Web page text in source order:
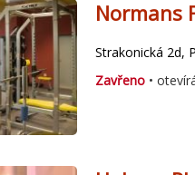
Normans
Strakonická 2d,
Zavřeno •